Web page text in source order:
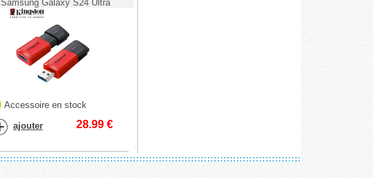
Samsung Galaxy S24 Ultra
Accessoire en stock
ajouter 28.99€